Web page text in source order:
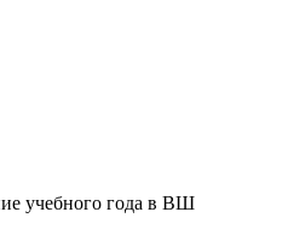
учебного года в ВШ